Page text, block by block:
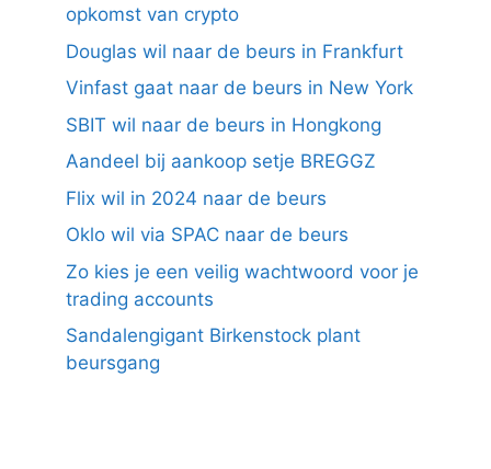
opkomst van crypto
Douglas wil naar de beurs in Frankfurt
Vinfast gaat naar de beurs in New York
SBIT wil naar de beurs in Hongkong
Aandeel bij aankoop setje BREGGZ
Flix wil in 2024 naar de beurs
Oklo wil via SPAC naar de beurs
Zo kies je een veilig wachtwoord voor je
trading accounts
Sandalengigant Birkenstock plant
beursgang